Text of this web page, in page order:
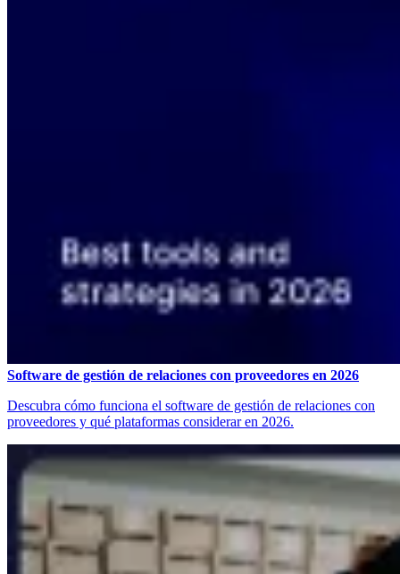
Software de gestión de relaciones con proveedores en 2026
Descubra cómo funciona el software de gestión de relaciones con
proveedores y qué plataformas considerar en 2026.